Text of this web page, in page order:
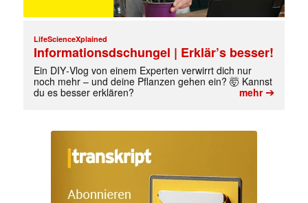
LifeScienceXplained
Informationsdschungel | Erklär’s besser!
Ein DIY‑Vlog von einem Experten verwirrt dich nur
noch mehr – und deine Pflanzen gehen ein? 🤯 Kannst
du es besser erklären?
mehr➔